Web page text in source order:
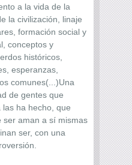
a la vida de la
la civilización, linaje
formación social y
conceptos y
históricos,
esperanzas,
comunes(...)Una
de gentes que
ha hecho, que
ser aman a sí mismas
ser, con una